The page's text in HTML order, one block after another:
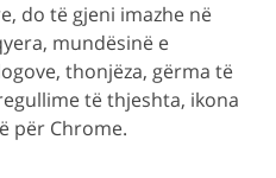
do të gjeni imazhe në
mundësinë e
thonjëza, gërma të
të thjeshta, ikona
për Chrome.